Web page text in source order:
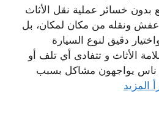
بدون خسائر عملية نقل الأثاث
ونقله من مكان لمكان، بل
دقيق لنوع السيارة
الأثاث و تتفادى أي تلف أو
ناس يواجهون مشاكل بسبب
المزيد